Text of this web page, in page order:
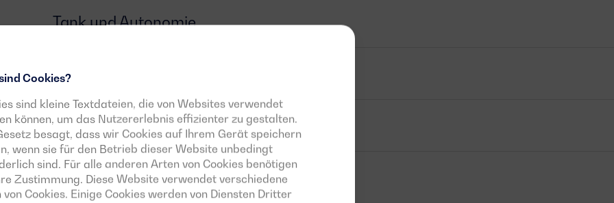
Cookies?
sind kleine Textdateien, die von Websites verwendet
können, um das Nutzererlebnis effizienter zu gestalten.
besagt, dass wir Cookies auf Ihrem Gerät speichern
wenn sie für den Betrieb dieser Website unbedingt
sind. Für alle anderen Arten von Cookies benötigen
Zustimmung. Diese Website verwendet verschiedene
von Cookies. Einige Cookies werden von Diensten Dritter
Tank und Autonomie
Generator
Schalter
Steuergerät